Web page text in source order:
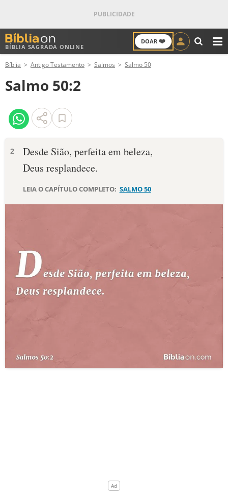
BÍBLIA SAGRADA ONLINE
DOAR ❤️
ANTIGO TESTAMENTO
NOVO TESTAMENTO
VERSÍCULOS
PALAVRA DO DIA
10 MANDAMENTOS
ESTUDOS BÍBLICOS
ESBOÇOS DE PREGAÇÃO
PERGUNTE À BÍBLIA
Bíblia Antigo Testamento Salmos Salmo 50
Salmo 50:2
2
Desde Sião, perfeita em beleza,
Deus resplandece.
LEIA O CAPÍTULO COMPLETO: SALMO 50